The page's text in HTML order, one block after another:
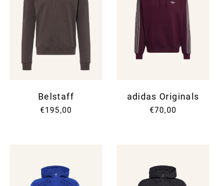
Belstaff
€195,00
adidas Originals
€70,00